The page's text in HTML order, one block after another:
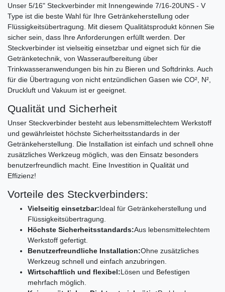
Unser 5/16" Steckverbinder mit Innengewinde 7/16-20UNS - V
Type ist die beste Wahl für Ihre Getränkeherstellung oder
Flüssigkeitsübertragung. Mit diesem Qualitätsprodukt können Sie
sicher sein, dass Ihre Anforderungen erfüllt werden. Der
Steckverbinder ist vielseitig einsetzbar und eignet sich für die
Getränketechnik, von Wasseraufbereitung über
Trinkwasseranwendungen bis hin zu Bieren und Softdrinks. Auch
für die Übertragung von nicht entzündlichen Gasen wie CO², N²,
Druckluft und Vakuum ist er geeignet.
Qualität und Sicherheit
Unser Steckverbinder besteht aus lebensmittelechtem Werkstoff
und gewährleistet höchste Sicherheitsstandards in der
Getränkeherstellung. Die Installation ist einfach und schnell ohne
zusätzliches Werkzeug möglich, was den Einsatz besonders
benutzerfreundlich macht. Eine Investition in Qualität und
Effizienz!
Vorteile des Steckverbinders:
Vielseitig einsetzbar:Ideal für Getränkeherstellung und
Flüssigkeitsübertragung.
Höchste Sicherheitsstandards:Aus lebensmittelechtem
Werkstoff gefertigt.
Benutzerfreundliche Installation:Ohne zusätzliches
Werkzeug schnell und einfach anzubringen.
Wirtschaftlich und flexibel:Lösen und Befestigen
mehrfach möglich.